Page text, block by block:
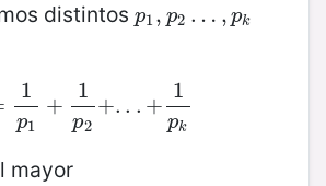
distintos p1, p2 … , pk
p1 , p2 … pk
1
p1
+
1
p2
+. . . +
1
pk
1p1 +1 p2+.. +1pk
mayor